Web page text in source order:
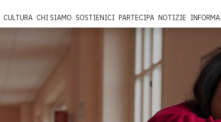
CULTURA CHI SIAMO SOSTIENICI PARTECIPA NOTIZIE